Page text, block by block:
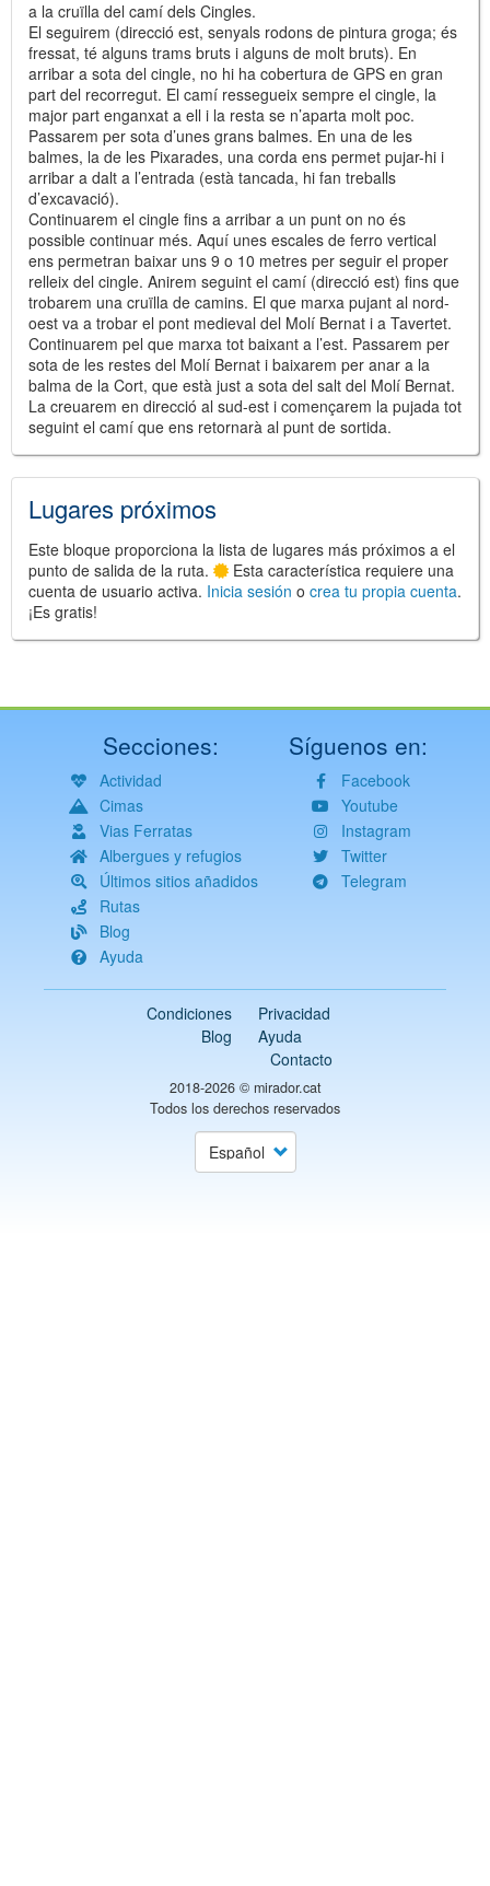
a la cruïlla del camí dels Cingles.
El seguirem (direcció est, senyals rodons de pintura groga; és
fressat, té alguns trams bruts i alguns de molt bruts). En
arribar a sota del cingle, no hi ha cobertura de GPS en gran
part del recorregut. El camí ressegueix sempre el cingle, la
major part enganxat a ell i la resta se n’aparta molt poc.
Passarem per sota d’unes grans balmes. En una de les
balmes, la de les Pixarades, una corda ens permet pujar-hi i
arribar a dalt a l’entrada (està tancada, hi fan treballs
d’excavació).
Continuarem el cingle fins a arribar a un punt on no és
possible continuar més. Aquí unes escales de ferro vertical
ens permetran baixar uns 9 o 10 metres per seguir el proper
relleix del cingle. Anirem seguint el camí (direcció est) fins que
trobarem una cruïlla de camins. El que marxa pujant al nord-
oest va a trobar el pont medieval del Molí Bernat i a Tavertet.
Continuarem pel que marxa tot baixant a l’est. Passarem per
sota de les restes del Molí Bernat i baixarem per anar a la
balma de la Cort, que està just a sota del salt del Molí Bernat.
La creuarem en direcció al sud-est i començarem la pujada tot
seguint el camí que ens retornarà al punt de sortida.
Lugares próximos
Este bloque proporciona la lista de lugares más próximos a el
punto de salida de la ruta.
Esta característica requiere una
cuenta de usuario activa. Inicia sesión o crea tu propia cuenta.
¡Es gratis!
Secciones:
Actividad
Cimas
Vias Ferratas
Albergues y refugios
Últimos sitios añadidos
Rutas
Blog
Ayuda
Síguenos en:
Facebook
Youtube
Instagram
Twitter
Telegram
Condiciones
Privacidad
Blog
Ayuda
Contacto
2018-2026 © mirador.cat
Todos los derechos reservados
Select
your